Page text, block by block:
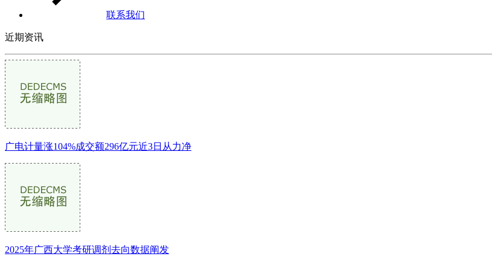
联系我们
近期资讯
广电计量涨104%成交额296亿元近3日从力净
2025年广西大学考研调剂去向数据阐发